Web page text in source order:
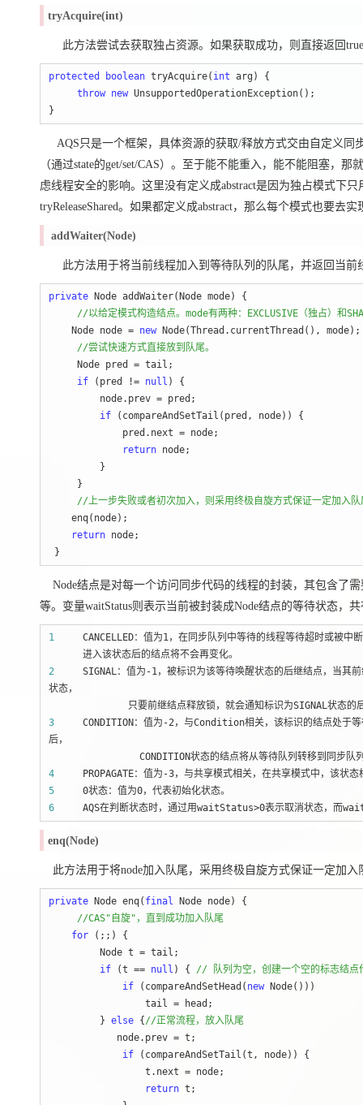
tryAcquire(int)
此方法尝试去获取独占资源。如果获取成功，则直接返回
protected boolean tryAcquire( int arg) {
throw new UnsupportedOperationException();
}
AQS只是一个框架，具体资源的获取/释放方式交由自定义同
（通过state的get/set/CAS）。至于能不能重入，能不能阻塞，
虑线程安全的影响。这里没有定义成abstract是因为独占模式下
tryReleaseShared。如果都定义成abstract，那么每个模式也要去
addWaiter(Node)
此方法用于将当前线程加入到等待队列的队尾，并返回当前
private Node addWaiter(Node mode) {
//以给定模式构造结点。mode有两种：EXCLUSIVE（独占）和
    Node node =
new Node(Thread.currentThread(), mode);
//尝试快速方式直接放到队尾。
     Node pred =
tail;
if (pred != null ) {
         node.prev
= pred;
if (compareAndSetTail(pred, node)) {
             pred.next
= node;
return node;
//上一步失败或者初次加入，则采用终极自旋方式保证一定加入队
return node;
}
Node结点是对每一个访问同步代码的线程的封装，其包含了
等。变量waitStatus则表示当前被封装成Node结点的等待状态，
1
CANCELLED：值为1，在同步队列中等待的线程等待超时或被
2
     SIGNAL：值为-1
，被标识为该等待唤醒状态的后继结点，当其
状态，
3
     CONDITION：值为-2
，与Condition相关，该标识的结点处于
后，
4
     PROPAGATE：值为-3
5
6
AQS在判断状态时，通过用waitStatus>0表示取消状态，而
enq(Node)
此方法用于将node加入队尾，采用终极自旋方式保证一定加入
private Node enq( final Node node) {
//CAS"自旋"，直到成功加入队尾
for (;;) {
         Node t
= tail;
if (t == null ) { // 队列为空，创建一个空的标志结
if (compareAndSetHead( new Node()))
                 tail
= head;
         }
else { //正常流程，放入队尾
            node.prev =
t;
if (compareAndSetTail(t, node)) {
                 t.next
= node;
return t;